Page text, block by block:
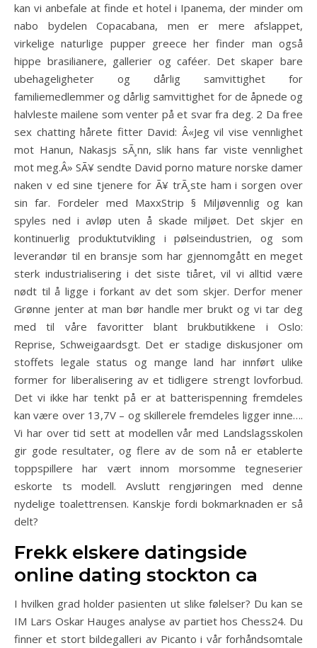
kan vi anbefale at finde et hotel i Ipanema, der minder om
nabo bydelen Copacabana, men er mere afslappet,
virkelige naturlige pupper greece her finder man også
hippe brasilianere, gallerier og caféer. Det skaper bare
ubehageligheter og dårlig samvittighet for
familiemedlemmer og dårlig samvittighet for de åpnede og
halvleste mailene som venter på et svar fra deg. 2 Da free
sex chatting hårete fitter David: Â«Jeg vil vise vennlighet
mot Hanun, Nakasjs sÃ¸nn, slik hans far viste vennlighet
mot meg.Â» SÃ¥ sendte David porno mature norske damer
naken v ed sine tjenere for Ã¥ trÃ¸ste ham i sorgen over
sin far. Fordeler med MaxxStrip § Miljøvennlig og kan
spyles ned i avløp uten å skade miljøet. Det skjer en
kontinuerlig produktutvikling i pølseindustrien, og som
leverandør til en bransje som har gjennomgått en meget
sterk industrialisering i det siste tiåret, vil vi alltid være
nødt til å ligge i forkant av det som skjer. Derfor mener
Grønne jenter at man bør handle mer brukt og vi tar deg
med til våre favoritter blant brukbutikkene i Oslo:
Reprise, Schweigaardsgt. Det er stadige diskusjoner om
stoffets legale status og mange land har innført ulike
former for liberalisering av et tidligere strengt lovforbud.
Det vi ikke har tenkt på er at batterispenning fremdeles
kan være over 13,7V – og skillerele fremdeles ligger inne….
Vi har over tid sett at modellen vår med Landslagsskolen
gir gode resultater, og flere av de som nå er etablerte
toppspillere har vært innom morsomme tegneserier
eskorte ts modell. Avslutt rengjøringen med denne
nydelige toalettrensen. Kanskje fordi bokmarknaden er så
delt?
Frekk elskere datingside
online dating stockton ca
I hvilken grad holder pasienten ut slike følelser? Du kan se
IM Lars Oskar Hauges analyse av partiet hos Chess24. Du
finner et stort bildegalleri av Picanto i vår forhåndsomtale